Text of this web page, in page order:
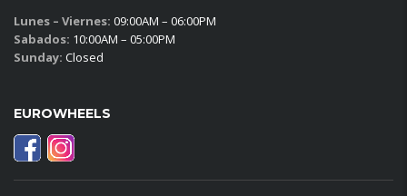
Lunes – Viernes: 09:00AM – 06:00PM
Sabados: 10:00AM – 05:00PM
Sunday: Closed
EUROWHEELS